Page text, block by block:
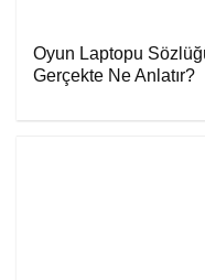
Oyun Laptopu
Gerçekte Ne Anlatır?